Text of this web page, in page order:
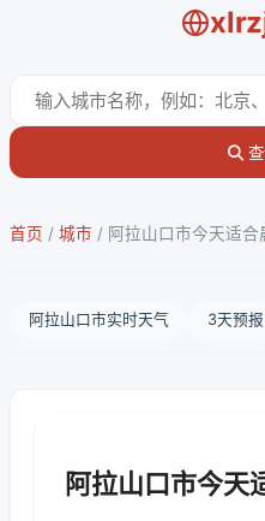
查
首页 / 城市 / 阿拉山口市今天适
阿拉山口市实时天气 3天预报
阿拉山口市今天